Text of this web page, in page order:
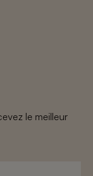
le meilleur